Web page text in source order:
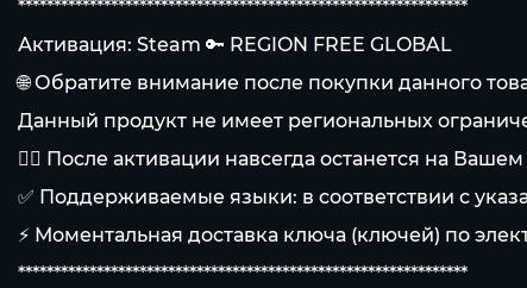
***************************************************************
Активация: Steam 🔑 REGION FREE GLOBAL
🌐 Обратите внимание после покупки данного
Данный продукт не имеет региональных
👍🏻 После активации навсегда останется на
✅ Поддерживаемые языки: в соответствии с
⚡ Моментальная доставка ключа (ключей) по
***************************************************************